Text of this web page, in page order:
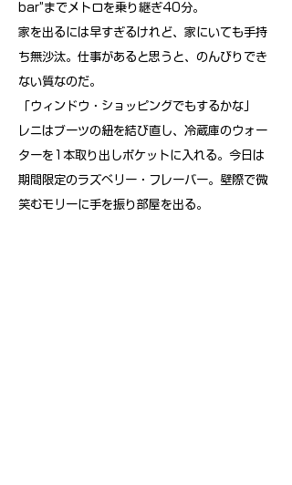
bar”までメトロを乗り継ぎ40分。
家を出るには早すぎるけれど、家にいても手持
ち無沙汰。仕事があると思うと、のんびりでき
ない質なのだ。
「ウィンドウ・ショッピングでもするかな」
レニはブーツの紐を結び直し、冷蔵庫のウォー
ターを1本取り出しポケットに入れる。今日は
期間限定のラズベリー・フレーバー。壁際で微
笑むモリーに手を振り部屋を出る。